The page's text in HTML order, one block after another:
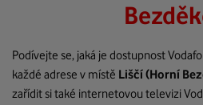
Podívejte se, jaká je dostupnost
každé adrese v místě Liščí(Horní
zařídit si také internetovou televizi